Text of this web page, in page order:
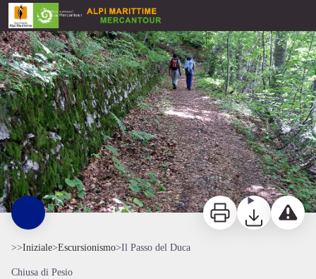
Il Passo del Duca
Un tratto della strada ex militare 194 - Roberto Pockaj
StampaScaricareSegnala
>>Iniziale>Escursionismo>Il Passo del Duca
Chiusa di Pesio